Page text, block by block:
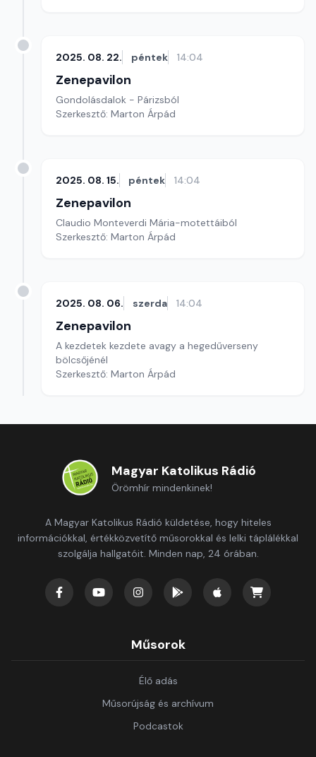
2025. 08. 22. péntek 14:04
Zenepavilon
Gondolásdalok - Párizsból
Szerkesztő: Marton Árpád
2025. 08. 15. péntek 14:04
Zenepavilon
Claudio Monteverdi Mária-motettáiból
Szerkesztő: Marton Árpád
2025. 08. 06. szerda 14:04
Zenepavilon
A kezdetek kezdete avagy a hegedűverseny
bölcsőjénél
Szerkesztő: Marton Árpád
Magyar Katolikus Rádió
Örömhír mindenkinek!
A Magyar Katolikus Rádió küldetése, hogy hiteles
információkkal, értékközvetítő műsorokkal és lelki táplálékkal
szolgálja hallgatóit. Minden nap, 24 órában.
Műsorok
Élő adás
Műsorújság és archívum
Podcastok